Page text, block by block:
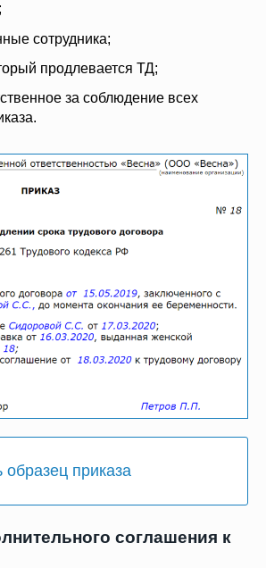
сотрудника;
продлевается ТД;
за соблюдение всех
образец приказа
соглашения к